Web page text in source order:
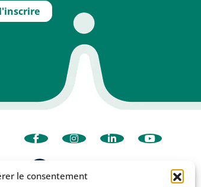
le consentement